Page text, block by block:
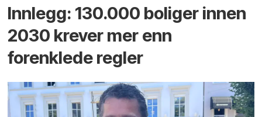
Innlegg: 130.000 boliger innen
2030 krever mer enn
forenklede regler